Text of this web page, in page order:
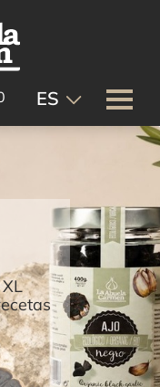
hijo
menú
hijo
menú
hijo
menú
hijo
ES